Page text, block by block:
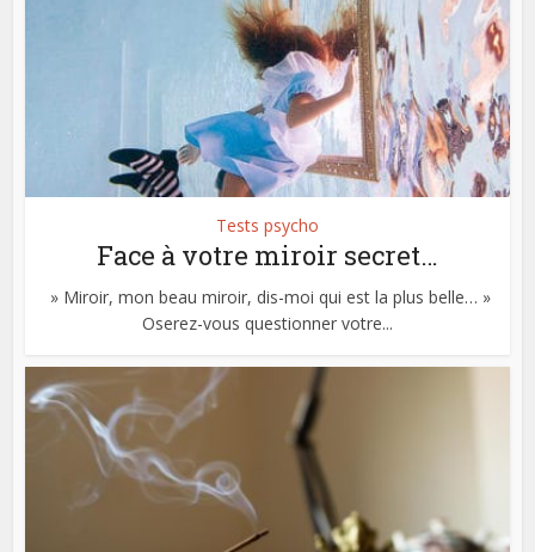
Tests psycho
Face à votre miroir secret…
» Miroir, mon beau miroir, dis-moi qui est la plus belle… »
Oserez-vous questionner votre...